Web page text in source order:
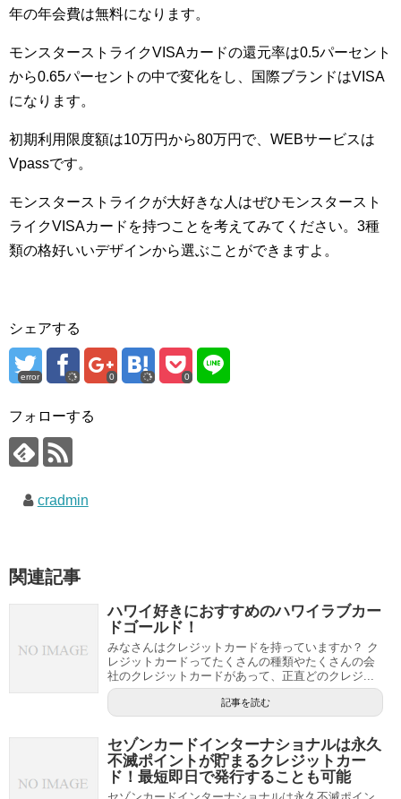
年の年会費は無料になります。
モンスターストライクVISAカードの還元率は0.5パーセント
から0.65パーセントの中で変化をし、国際ブランドはVISA
になります。
初期利用限度額は10万円から80万円で、WEBサービスは
Vpassです。
モンスターストライクが大好きな人はぜひモンスタースト
ライクVISAカードを持つことを考えてみてください。3種
類の格好いいデザインから選ぶことができますよ。
シェアする
error 0 0
フォローする
cradmin
関連記事
ハワイ好きにおすすめのハワイラブカー
ドゴールド！
みなさんはクレジットカードを持っていますか？ ク
レジットカードってたくさんの種類やたくさんの会
社のクレジットカードがあって、正直どのクレジ...
記事を読む
セゾンカードインターナショナルは永久
不滅ポイントが貯まるクレジットカー
ド！最短即日で発行することも可能